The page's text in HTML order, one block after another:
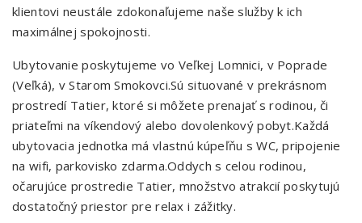
klientovi neustále zdokonaľujeme naše služby k ich
maximálnej spokojnosti.
Ubytovanie poskytujeme vo Veľkej Lomnici, v Poprade
(Veľká), v Starom Smokovci.Sú situované v prekrásnom
prostredí Tatier, ktoré si môžete prenajať s rodinou, či
priateľmi na víkendový alebo dovolenkový pobyt.Každá
ubytovacia jednotka má vlastnú kúpeľňu s WC, pripojenie
na wifi, parkovisko zdarma.Oddych s celou rodinou,
očarujúce prostredie Tatier, množstvo atrakcií poskytujú
dostatočný priestor pre relax i zážitky.